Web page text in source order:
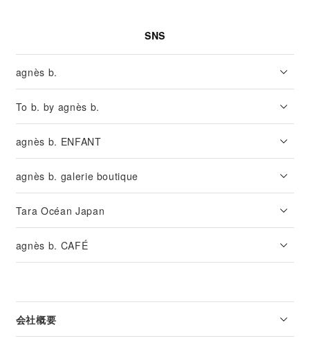
SNS
agnès b.
To b. by agnès b.
agnès b. ENFANT
agnès b. galerie boutique
Tara Océan Japan
agnès b. CAFÉ
会社概要